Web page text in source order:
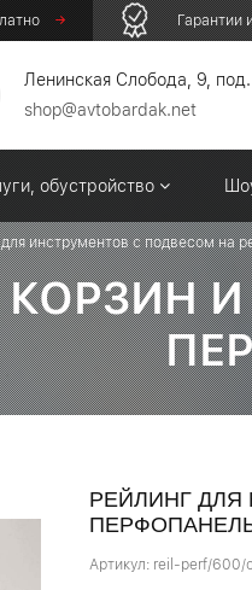
Гарантии
Ленинская Слобода, 9,
shop@avtobardak.net
обустройство
инструментов с подвесом на
КОРЗИН
РЕЙЛИНГ
Артикул: reil-perf/600/